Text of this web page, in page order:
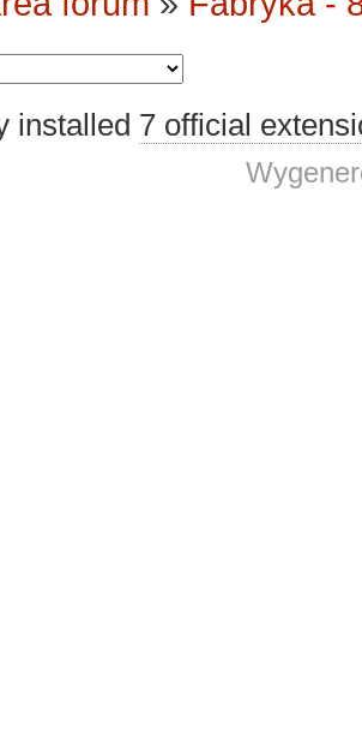
installed 7 official